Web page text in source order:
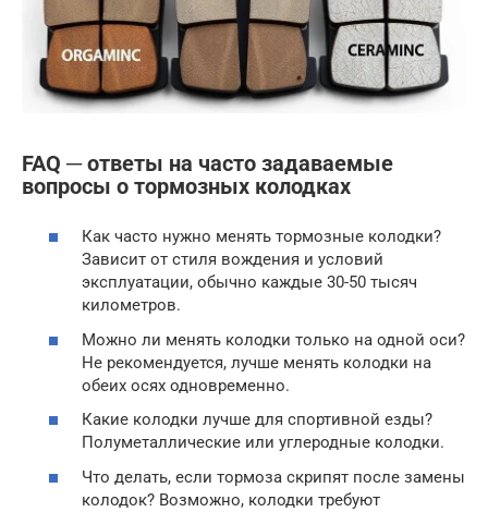
FAQ ─ ответы на часто задаваемые
вопросы о тормозных колодках
Как часто нужно менять тормозные колодки?
Зависит от стиля вождения и условий
эксплуатации, обычно каждые 30-50 тысяч
километров.
Можно ли менять колодки только на одной оси?
Не рекомендуется, лучше менять колодки на
обеих осях одновременно.
Какие колодки лучше для спортивной езды?
Полуметаллические или углеродные колодки.
Что делать, если тормоза скрипят после замены
колодок? Возможно, колодки требуют